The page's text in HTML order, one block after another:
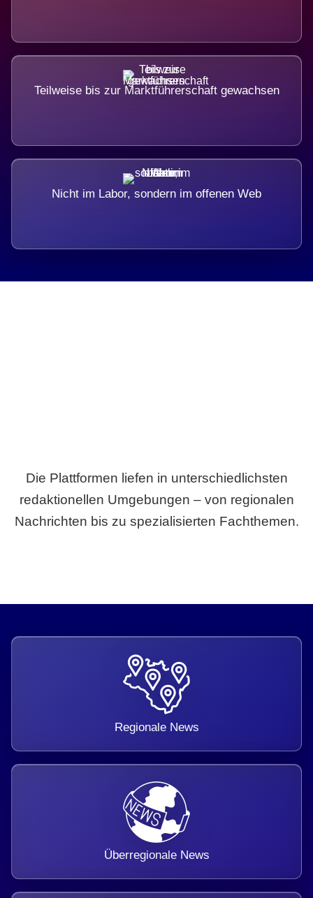
Teilweise bis zur Marktführerschaft gewachsen
Nicht im Labor, sondern im offenen Web
Die Plattformen liefen in unterschiedlichsten
redaktionellen Umgebungen – von regionalen
Nachrichten bis zu spezialisierten Fachthemen.
Regionale News
Überregionale News